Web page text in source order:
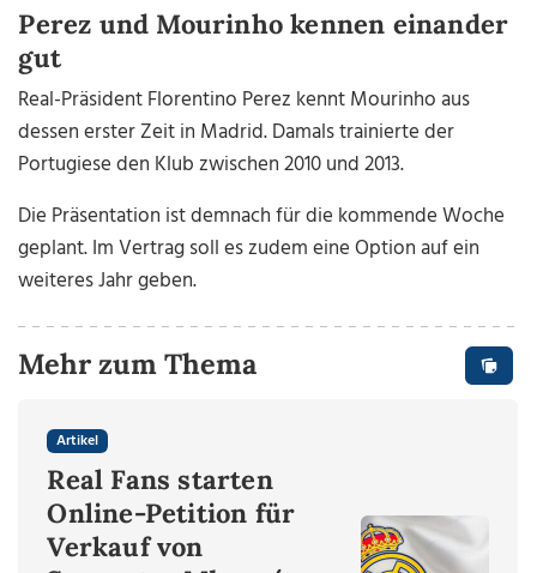
Perez und Mourinho kennen einander
gut
Real-Präsident Florentino Perez kennt Mourinho aus
dessen erster Zeit in Madrid. Damals trainierte der
Portugiese den Klub zwischen 2010 und 2013.
Die Präsentation ist demnach für die kommende Woche
geplant. Im Vertrag soll es zudem eine Option auf ein
weiteres Jahr geben.
Mehr zum Thema
Artikel
Real Fans starten
Online-Petition für
Verkauf von